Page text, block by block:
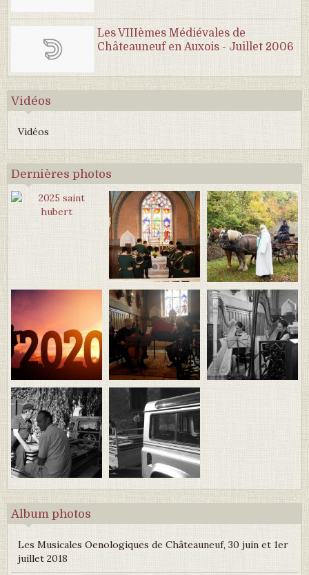
Les VIIIèmes Médiévales de
Châteauneuf en Auxois - Juillet 2006
Vidéos
Vidéos
Dernières photos
Album photos
Les Musicales Oenologiques de Châteauneuf, 30 juin et 1er
juillet 2018